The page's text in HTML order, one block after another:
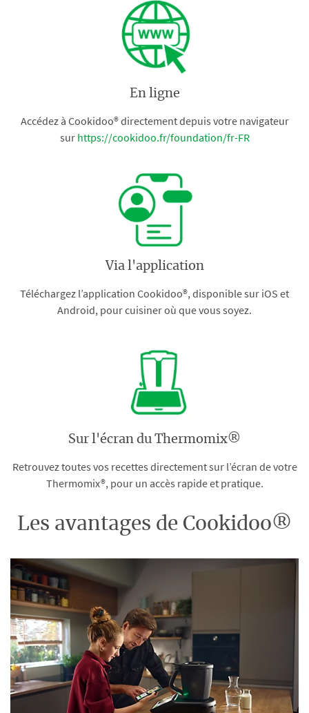
En ligne
Accédez à Cookidoo® directement depuis votre navigateur
sur https://cookidoo.fr/foundation/fr-FR
Via l'application
Téléchargez l’application Cookidoo®, disponible sur iOS et
Android, pour cuisiner où que vous soyez.
Sur l'écran du Thermomix®
Retrouvez toutes vos recettes directement sur l’écran de votre
Thermomix®, pour un accès rapide et pratique.
Les avantages de Cookidoo®